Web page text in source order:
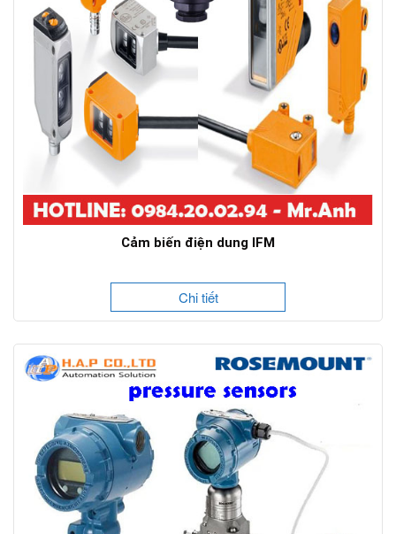
Cảm biến điện dung IFM
Chi tiết